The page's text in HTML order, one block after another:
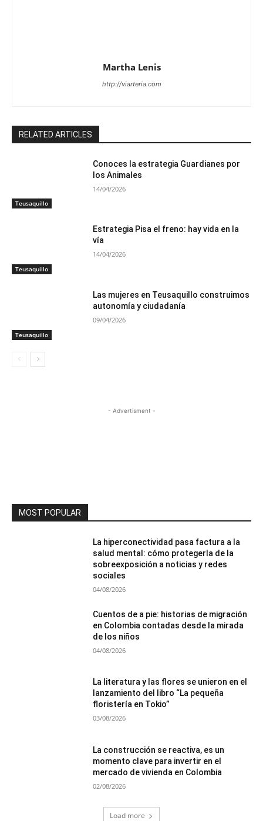
Martha Lenis
http://viarteria.com
RELATED ARTICLES
Teusaquillo
Conoces la estrategia Guardianes por
los Animales
14/04/2026
Teusaquillo
Estrategia Pisa el freno: hay vida en la
vía
14/04/2026
Teusaquillo
Las mujeres en Teusaquillo construimos
autonomía y ciudadanía
09/04/2026
- Advertisment -
MOST POPULAR
La hiperconectividad pasa factura a la
salud mental: cómo protegerla de la
sobreexposición a noticias y redes
sociales
04/08/2026
Cuentos de a pie: historias de migración
en Colombia contadas desde la mirada
de los niños
04/08/2026
La literatura y las flores se unieron en el
lanzamiento del libro “La pequeña
floristería en Tokio”
03/08/2026
La construcción se reactiva, es un
momento clave para invertir en el
mercado de vivienda en Colombia
02/08/2026
Load more